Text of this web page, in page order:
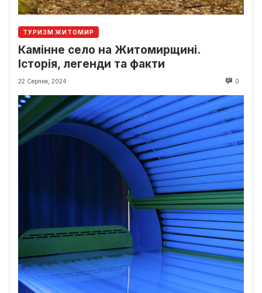
ТУРИЗМ ЖИТОМИР
Камінне село на Житомирщині.
Історія, легенди та факти
22 Серпня, 2024 0